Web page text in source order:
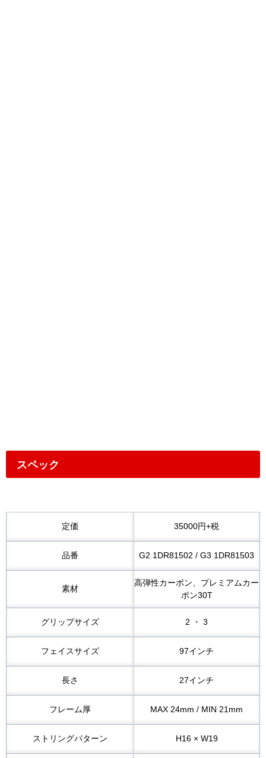
スペック
定価 35000円+税
品番 G2 1DR81502 / G3 1DR81503
素材
高弾性カーボン、プレミアムカー
ボン30T
グリップサイズ 2 ・ 3
フェイスサイズ 97インチ
長さ 27インチ
フレーム厚 MAX 24mm / MIN 21mm
ストリングパターン H16 × W19